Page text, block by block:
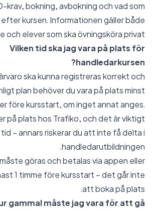
krav, bokning, avbokning och vad som
kursen. Informationen gäller både
och elever som ska övningsköra privat.
Vilken tid ska jag vara på plats för
handledarkursen?
ska kunna registreras korrekt och
plan behöver du vara på plats minst
före kursstart, om inget annat anges.
på plats hos Trafiko, och det är viktigt
– annars riskerar du att inte få delta i
handledarutbildningen.
göras och betalas via appen eller
1 timme före kursstart – det går inte
att boka på plats.
gammal måste jag vara för att gå